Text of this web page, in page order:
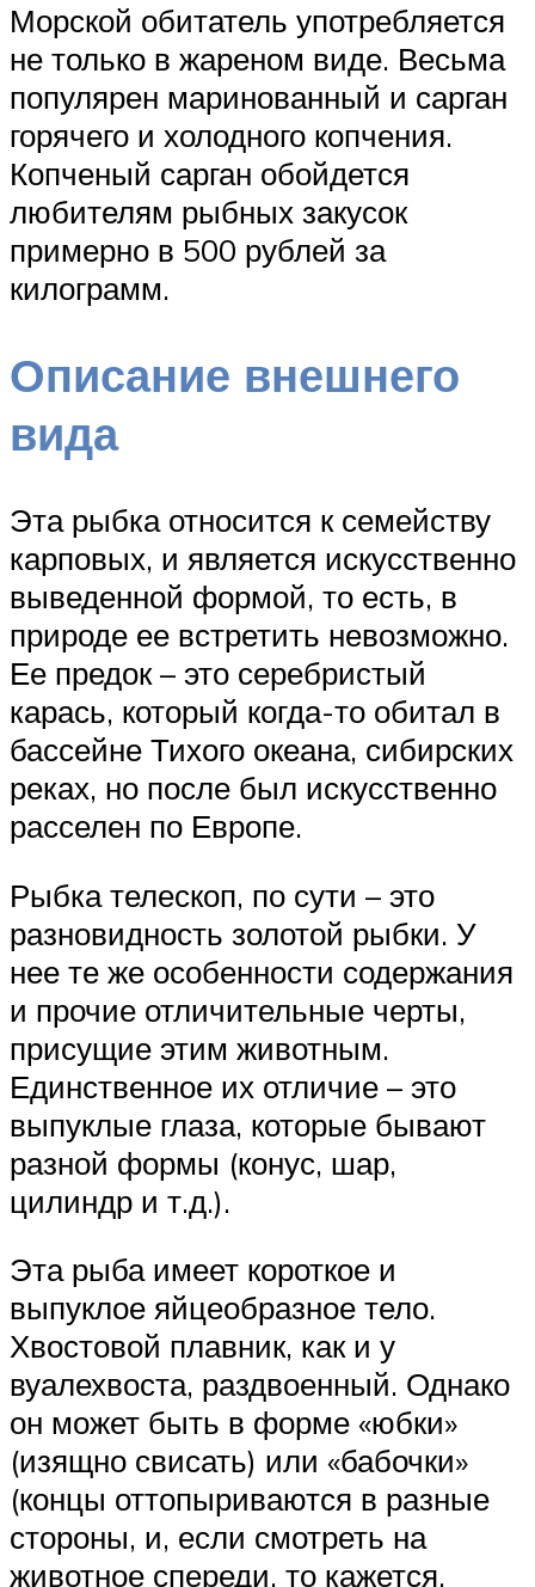
Морской обитатель употребляется
не только в жареном виде. Весьма
популярен маринованный и сарган
горячего и холодного копчения.
Копченый сарган обойдется
любителям рыбных закусок
примерно в 500 рублей за
килограмм.
Описание внешнего
вида
Эта рыбка относится к семейству
карповых, и является искусственно
выведенной формой, то есть, в
природе ее встретить невозможно.
Ее предок – это серебристый
карась, который когда-то обитал в
бассейне Тихого океана, сибирских
реках, но после был искусственно
расселен по Европе.
Рыбка телескоп, по сути – это
разновидность золотой рыбки. У
нее те же особенности содержания
и прочие отличительные черты,
присущие этим животным.
Единственное их отличие – это
выпуклые глаза, которые бывают
разной формы (конус, шар,
цилиндр и т.д.).
Эта рыба имеет короткое и
выпуклое яйцеобразное тело.
Хвостовой плавник, как и у
вуалехвоста, раздвоенный. Однако
он может быть в форме «юбки»
(изящно свисать) или «бабочки»
(концы оттопыриваются в разные
стороны, и, если смотреть на
животное спереди, то кажется,